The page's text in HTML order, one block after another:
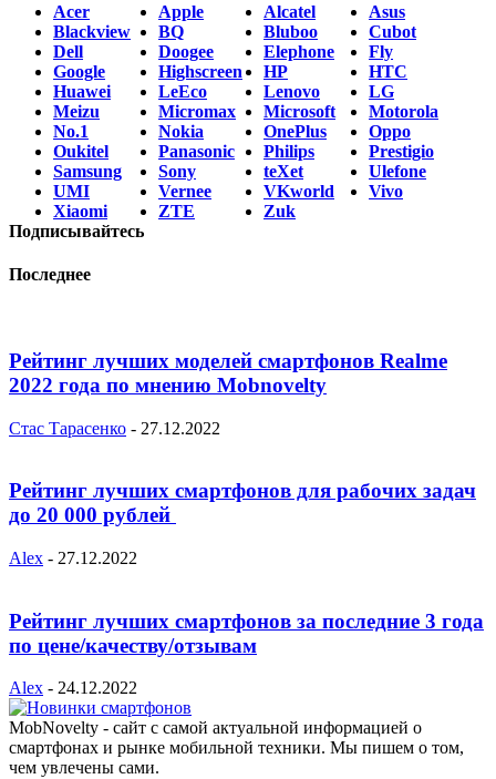
Acer Apple Alcatel
Asus
Blackview
BQ Bluboo
Cubot
Dell
Doogee Elephone
Fly
Google
Highscreen HP
HTC
Huawei
LeEco Lenovo
LG
Meizu
Micromax Microsoft
Motorola
No.1
Nokia OnePlus
Oppo
Oukitel
Panasonic Philips
Prestigio
Samsung
Sony teXet
Ulefone
UMI
Vernee VKworld
Vivo
Xiaomi
ZTE
Zuk
Подписывайтесь
Последнее
Рейтинг лучших моделей смартфонов Realme
2022 года по мнению Mobnovelty
Стас Тарасенко - 27.12.2022
Рейтинг лучших смартфонов для рабочих задач
до 20 000 рублей
Alex - 27.12.2022
Рейтинг лучших смартфонов за последние 3 года
по цене/качеству/отзывам
Alex - 24.12.2022
MobNovelty - сайт с самой актуальной информацией о
смартфонах и рынке мобильной техники. Мы пишем о том,
чем увлечены сами.